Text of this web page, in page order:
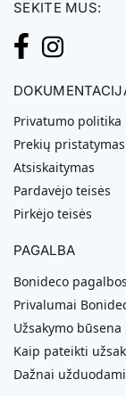
SEKITE MUS:
Privatumo politika
Prekių pristatymas
Atsiskaitymas
Pardavėjo teisės
Pirkėjo teisės
PAGALBA
Bonideco
Privalumai
Užsakymo
Kaip pateikti
Dažnai